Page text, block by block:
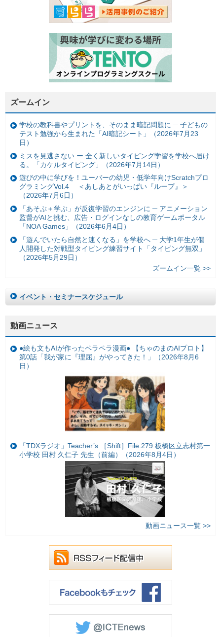
ズームイン
学校の教科書やプリントを、そのまま暗記問題に ─ 子どもの
テスト勉強から生まれた「AI暗記シート」（2026年7月23
日）
ミスを見逃さない ー 全く新しいタイピング学習を学校へ届け
る。「カケルタイピング」（2026年7月14日）
遊びの中に学びを！ユーバーの幼児・低学年向けScratchプロ
グラミングVol.4 ＜あしあとがいっぱい『ループ』＞
（2026年7月6日）
「あそぶ＋学ぶ」が反復学習のエンジンに ─ アニメーション
監督がAIと挑む、広告・ログインなしの教育ゲームポータル
「NOA Games」（2026年6月4日）
「遊んでいたら自然と速くなる」を学校へ ─ 大学1年生が個
人開発した対戦型タイピング練習サイト「タイピング無双」
（2026年5月29日）
ズームイン一覧 >>
イベント・セミナースケジュール
動画ニュース
●絵も文もAIが作ったペラペラ漫画● 【ちゃのまのAIプロト】
第0話「我が家に『理屈』がやってきた！」（2026年8月6
日）
「TDXラジオ」Teacher’s ［Shift］File.279 板橋区立志村第一
小学校 田村 久仁子 先生（前編）（2026年8月4日）
動画ニュース一覧 >>